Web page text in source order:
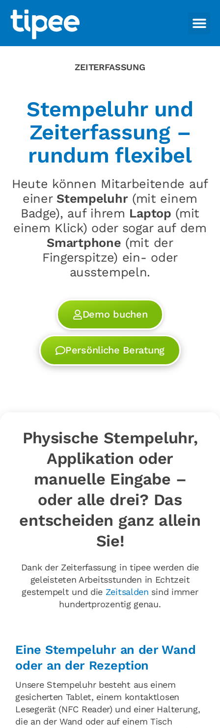
ZEITERFASSUNG
Stempeluhr und
Zeiterfassung –
rundum flexibel
Heute können Mitarbeitende auf
einer Stempeluhr(mit einem
Badge), auf ihrem Laptop (mit
einem Klick) oder sogar auf dem
Smartphone (mit der
Fingerspitze) ein- oder
ausstempeln.
Demo buchen
Persönliche Beratung
Physische Stempeluhr,
Applikation oder
manuelle Eingabe –
oder alle drei? Das
entscheiden ganz allein
Sie!
Dank der Zeiterfassung in tipee werden die
geleisteten Arbeitsstunden in Echtzeit
gestempelt und die Zeitsalden sind immer
hundertprozentig genau.
Eine Stempeluhr an der Wand
oder an der Rezeption
Unsere Stempeluhr besteht aus einem
gesicherten Tablet, einem kontaktlosen
Lesegerät (NFC Reader) und einer Halterung,
die an der Wand oder auf einem Tisch